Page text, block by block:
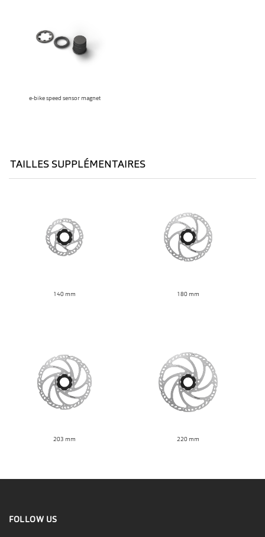
e-bike speed sensor magnet
TAILLES SUPPLÉMENTAIRES
140 mm 180 mm
203 mm 220 mm
FOLLOW US